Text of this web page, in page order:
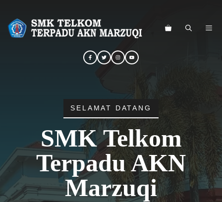
SELAMAT DATANG
SMK Telkom
Terpadu AKN
Marzuqi